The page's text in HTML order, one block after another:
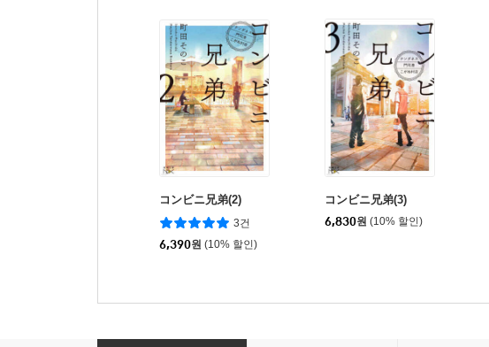
コンビニ兄弟(2)
3건
6,390원 (10% 할인)
コンビニ兄弟(3)
6,830원 (10% 할인)